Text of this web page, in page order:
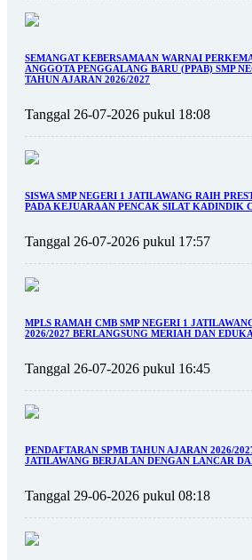
SEMANGAT KEBERSAMAAN WARNAI
ANGGOTA PENGGALANG BARU (PPAB) SMP
TAHUN AJARAN 2026/2027
Tanggal 26-07-2026 pukul 18:08
SISWA SMP NEGERI 1 JATILAWANG RAIH
PADA KEJUARAAN PENCAK SILAT KADINDIK
Tanggal 26-07-2026 pukul 17:57
MPLS RAMAH CMB SMP NEGERI 1
2026/2027 BERLANGSUNG MERIAH DAN
Tanggal 26-07-2026 pukul 16:45
PENDAFTARAN SPMB TAHUN AJARAN 2026/
JATILAWANG BERJALAN DENGAN LANCAR
Tanggal 29-06-2026 pukul 08:18